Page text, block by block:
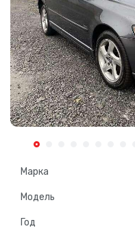
Марка
Модель
Год